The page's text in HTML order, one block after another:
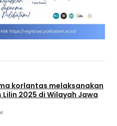
korlantas melaksanakan
Lilin 2025 di Wilayah Jawa